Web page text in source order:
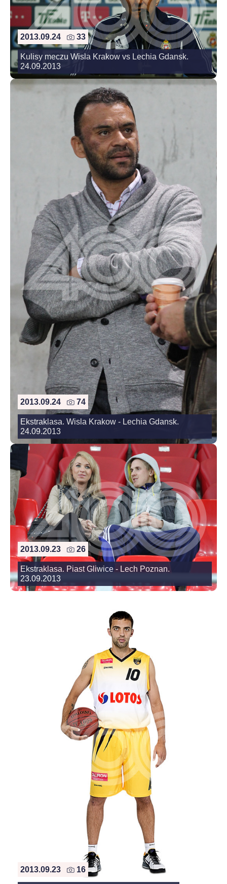
2013.09.24 33
Kulisy meczu Wisla Krakow vs Lechia Gdansk.
24.09.2013
2013.09.24 74
Ekstraklasa. Wisla Krakow - Lechia Gdansk.
24.09.2013
2013.09.23 26
Ekstraklasa. Piast Gliwice - Lech Poznan.
23.09.2013
2013.09.23 16